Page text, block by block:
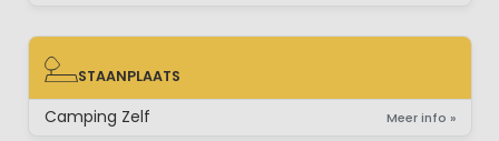
STAANPLAATS
STAANPLAATS
Camping Zelf Meer info »